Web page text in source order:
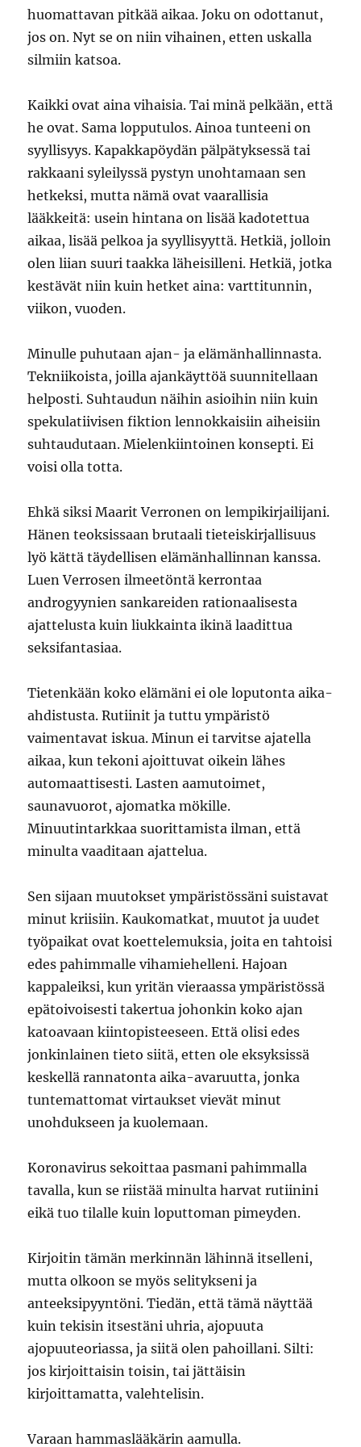
huomattavan pitkää aikaa. Joku on odottanut,
jos on. Nyt se on niin vihainen, etten uskalla
silmiin katsoa.
Kaikki ovat aina vihaisia. Tai minä pelkään, että
he ovat. Sama lopputulos. Ainoa tunteeni on
syyllisyys. Kapakkapöydän pälpätyksessä tai
rakkaani syleilyssä pystyn unohtamaan sen
hetkeksi, mutta nämä ovat vaarallisia
lääkkeitä: usein hintana on lisää kadotettua
aikaa, lisää pelkoa ja syyllisyyttä. Hetkiä, jolloin
olen liian suuri taakka läheisilleni. Hetkiä, jotka
kestävät niin kuin hetket aina: varttitunnin,
viikon, vuoden.
Minulle puhutaan ajan- ja elämänhallinnasta.
Tekniikoista, joilla ajankäyttöä suunnitellaan
helposti. Suhtaudun näihin asioihin niin kuin
spekulatiivisen fiktion lennokkaisiin aiheisiin
suhtaudutaan. Mielenkiintoinen konsepti. Ei
voisi olla totta.
Ehkä siksi Maarit Verronen on lempikirjailijani.
Hänen teoksissaan brutaali tieteiskirjallisuus
lyö kättä täydellisen elämänhallinnan kanssa.
Luen Verrosen ilmeetöntä kerrontaa
androgyynien sankareiden rationaalisesta
ajattelusta kuin liukkainta ikinä laadittua
seksifantasiaa.
Tietenkään koko elämäni ei ole loputonta aika-
ahdistusta. Rutiinit ja tuttu ympäristö
vaimentavat iskua. Minun ei tarvitse ajatella
aikaa, kun tekoni ajoittuvat oikein lähes
automaattisesti. Lasten aamutoimet,
saunavuorot, ajomatka mökille.
Minuutintarkkaa suorittamista ilman, että
minulta vaaditaan ajattelua.
Sen sijaan muutokset ympäristössäni suistavat
minut kriisiin. Kaukomatkat, muutot ja uudet
työpaikat ovat koettelemuksia, joita en tahtoisi
edes pahimmalle vihamiehelleni. Hajoan
kappaleiksi, kun yritän vieraassa ympäristössä
epätoivoisesti takertua johonkin koko ajan
katoavaan kiintopisteeseen. Että olisi edes
jonkinlainen tieto siitä, etten ole eksyksissä
keskellä rannatonta aika-avaruutta, jonka
tuntemattomat virtaukset vievät minut
unohdukseen ja kuolemaan.
Koronavirus sekoittaa pasmani pahimmalla
tavalla, kun se riistää minulta harvat rutiinini
eikä tuo tilalle kuin loputtoman pimeyden.
Kirjoitin tämän merkinnän lähinnä itselleni,
mutta olkoon se myös selitykseni ja
anteeksipyyntöni. Tiedän, että tämä näyttää
kuin tekisin itsestäni uhria, ajopuuta
ajopuuteoriassa, ja siitä olen pahoillani. Silti:
jos kirjoittaisin toisin, tai jättäisin
kirjoittamatta, valehtelisin.
Varaan hammaslääkärin aamulla.